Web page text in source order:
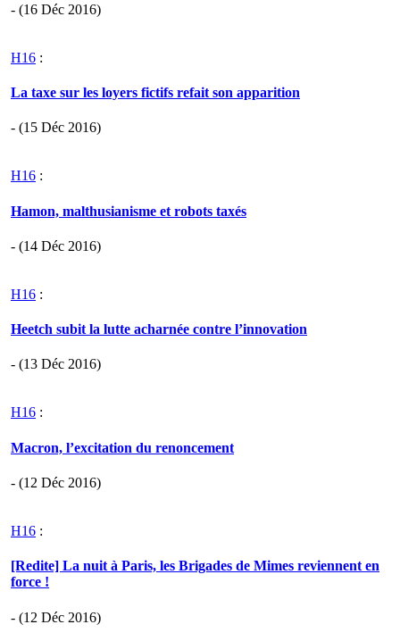
- (16 Déc 2016)
H16 :
La taxe sur les loyers fictifs refait son apparition
- (15 Déc 2016)
H16 :
Hamon, malthusianisme et robots taxés
- (14 Déc 2016)
H16 :
Heetch subit la lutte acharnée contre l’innovation
- (13 Déc 2016)
H16 :
Macron, l’excitation du renoncement
- (12 Déc 2016)
H16 :
[Redite] La nuit à Paris, les Brigades de Mimes reviennent en
force !
- (12 Déc 2016)